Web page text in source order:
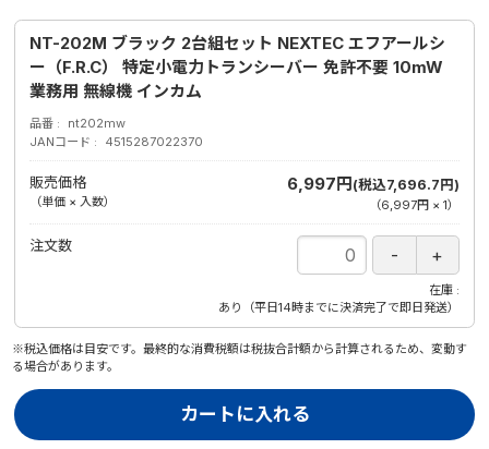
NT-202M ブラック 2台組セット NEXTEC エフアールシ
ー（F.R.C） 特定小電力トランシーバー 免許不要 10mW
業務用 無線機 インカム
品番
nt202mw
JANコード
4515287022370
販売価格
（単価 × 入数）
6,997円 (税込7,696.7円)
（6,997円× 1）
注文数
在庫
あり（平日14時までに決済完了で即日発送）
※税込価格は目安です。最終的な消費税額は税抜合計額から計算されるため、変動す
る場合があります。
カートに入れる